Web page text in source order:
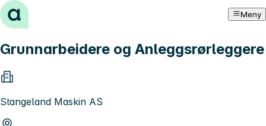
Hopp til innhold Meny
Grunnarbeidere og Anleggsrørleggere
Stangeland Maskin AS